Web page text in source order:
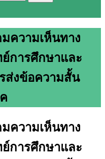
ความเห็นทาง
การศึกษาและ
ส่งข้อความสั้น
ความเห็นทาง
การศึกษาและ